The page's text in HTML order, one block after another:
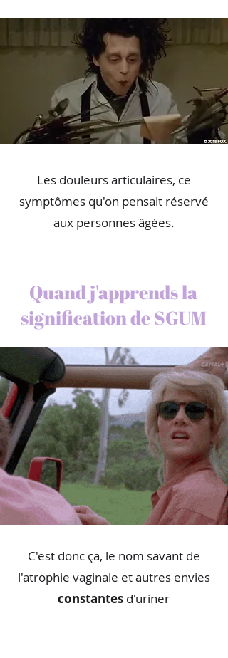
Les douleurs articulaires, ce
symptômes qu'on pensait réservé
aux personnes âgées.
Quand j'apprends la
signification de SGUM
C'est donc ça, le nom savant de
l'atrophie vaginale et autres envies
constantes d'uriner